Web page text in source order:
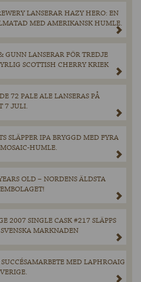
LANSERAR HAZY HERO: EN
MED AMERIKANSK HUMLE.
GUNN LANSERAR FÖR TREDJE
SCOTTISH CHERRY KRIEK
72 PALE ALE LANSERAS PÅ
7 JULI.
SLÄPPER IPA BRYGGD MED FYRA
HUMLE.
OLD – NORDENS ÄLDSTA
2007 SINGLE CASK #217 SLÄPPS
MARKNADEN
MED LAPHROAIG